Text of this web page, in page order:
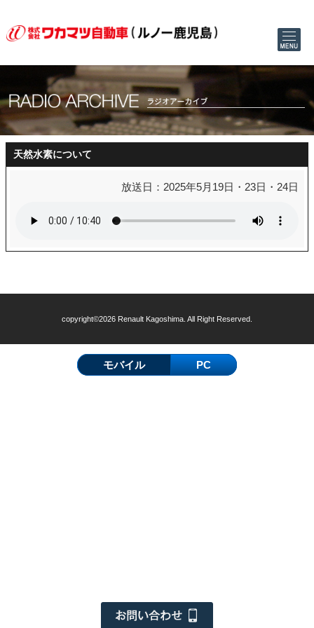
天然水素について
放送日：2025年5月19日・23日・24日
copyright©2026 Renault Kagoshima. All Right Reserved.
モバイル PC